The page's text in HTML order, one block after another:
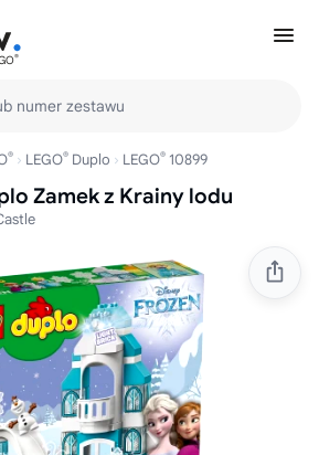
®
numer zestawu
® LEGO® Duplo LEGO® 10899
Zamek z Krainy lodu